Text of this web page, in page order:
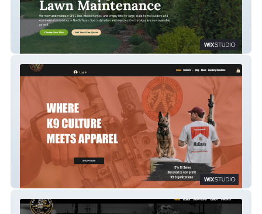
Greener Grass LLC
Hound Bound Brewing